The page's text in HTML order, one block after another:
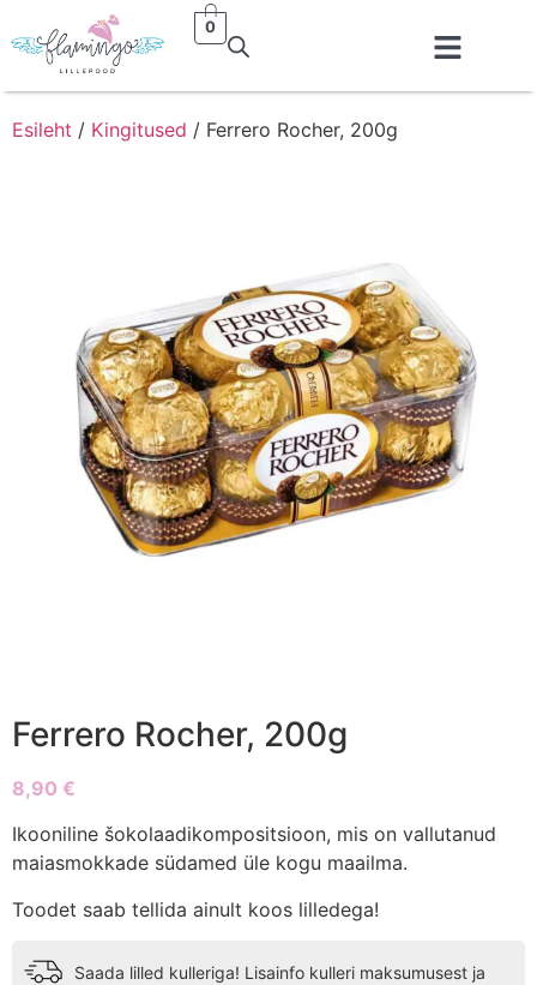
0
Esileht / Kingitused / Ferrero Rocher, 200g
Ferrero Rocher, 200g
8,90 €
Ikooniline šokolaadikompositsioon, mis on vallutanud
maiasmokkade südamed üle kogu maailma.
Toodet saab tellida ainult koos lilledega!
Saada lilled kulleriga! Lisainfo kulleri maksumusest ja